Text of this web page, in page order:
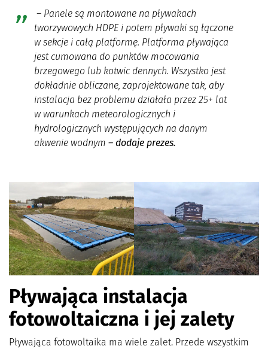
– Panele są montowane na pływakach
tworzywowych HDPE i potem pływaki są łączone
w sekcje i całą platformę. Platforma pływająca
jest cumowana do punktów mocowania
brzegowego lub kotwic dennych. Wszystko jest
dokładnie obliczane, zaprojektowane tak, aby
instalacja bez problemu działała przez 25+ lat
w warunkach meteorologicznych i
hydrologicznych występujących na danym
akwenie wodnym – dodaje prezes.
Pływająca instalacja
fotowoltaiczna i jej zalety
Pływająca fotowoltaika ma wiele zalet. Przede wszystkim